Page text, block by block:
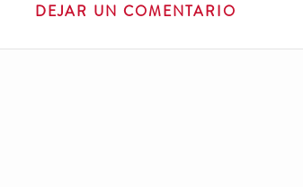
DEJAR UN COMENTARIO